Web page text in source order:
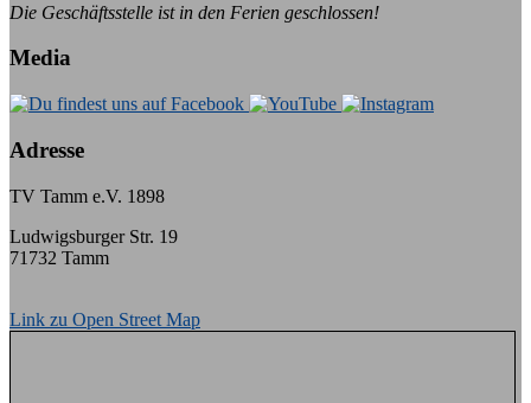
Die Geschäftsstelle ist in den Ferien geschlossen!
Media
Adresse
TV Tamm e.V. 1898
Ludwigsburger Str. 19
71732 Tamm
Link zu Open Street Map